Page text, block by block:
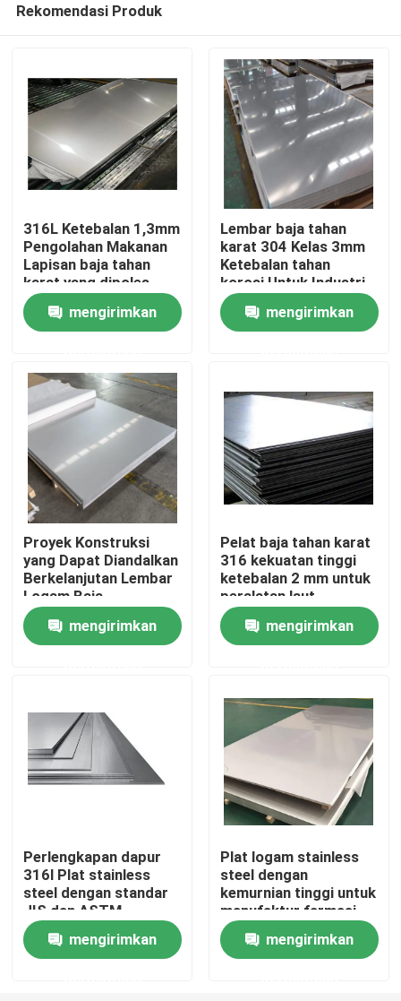
Rumah
Produk
Tentang kami
Tur Pabrik
Permintaan Penawaran
Pipa Tabung Stainless Steel
Gulungan Baja Tahan Karat
Rekomendasi Produk
316L Ketebalan 1,3mm
Pengolahan Makanan
Lapisan baja tahan
karat yang dipoles
mengirimkan
Lembar baja tahan
karat 304 Kelas 3mm
Ketebalan tahan
korosi Untuk Industri
mengirimkan
Proyek Konstruksi
yang Dapat Diandalkan
Berkelanjutan Lembar
Logam Baja
Berkualitas
mengirimkan
Pelat baja tahan karat
316 kekuatan tinggi
ketebalan 2 mm untuk
peralatan laut
mengirimkan
Perlengkapan dapur
316l Plat stainless
steel dengan standar
JIS dan ASTM
mengirimkan
Plat logam stainless
steel dengan
kemurnian tinggi untuk
manufaktur farmasi
mengirimkan